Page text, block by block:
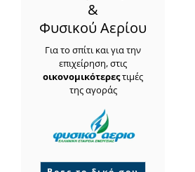
&
Φυσικού Αερίου
Για το σπίτι και για την
επιχείρηση, στις
οικονομικότερεςτιμές
της αγοράς